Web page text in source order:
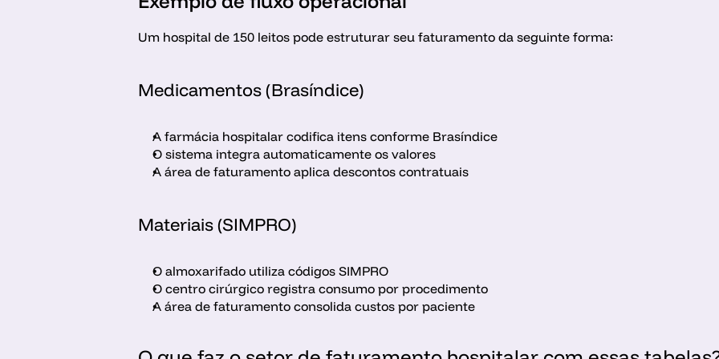
Um hospital de 150 leitos pode estruturar seu faturamento da seguinte forma:
Medicamentos (Brasíndice)
A farmácia hospitalar codifica itens conforme Brasíndice
O sistema integra automaticamente os valores
A área de faturamento aplica descontos contratuais
Materiais (SIMPRO)
O almoxarifado utiliza códigos SIMPRO
O centro cirúrgico registra consumo por procedimento
A área de faturamento consolida custos por paciente